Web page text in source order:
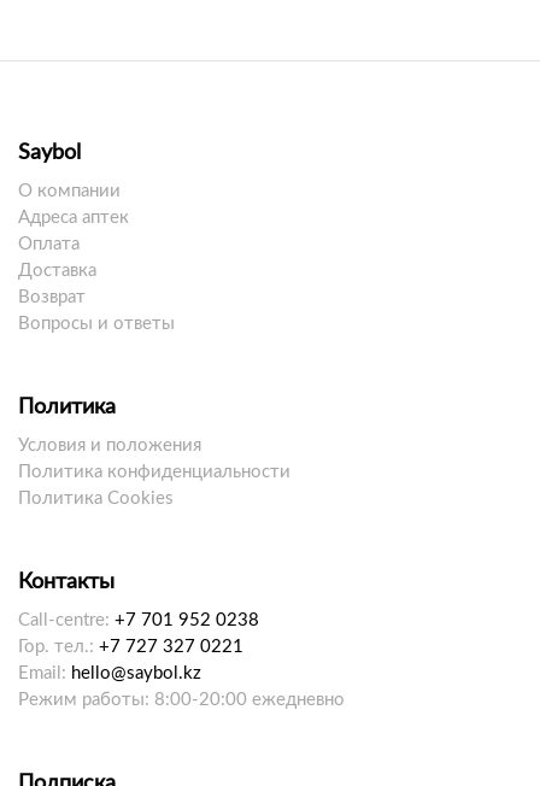
Saybol
О компании
Адреса аптек
Оплата
Доставка
Возврат
Вопросы и ответы
Политика
Условия и положения
Политика конфиденциальности
Политика Cookies
Контакты
Call-centre: +7 701 952 0238
Гор. тел.: +7 727 327 0221
Email: hello@saybol.kz
Режим работы: 8:00-20:00 ежедневно